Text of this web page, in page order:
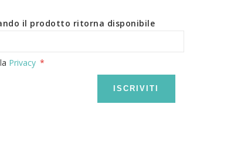
il prodotto ritorna disponibile
Privacy
ISCRIVITI